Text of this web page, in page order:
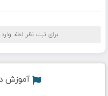
برای ثبت نظر لطفا
آموزش